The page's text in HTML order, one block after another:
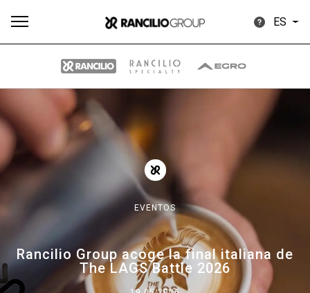
ES
EVENTOS
Rancilio Group acoge la final italiana de
The LAGS Battle 2026
Productos Descargar
Our brands
Group